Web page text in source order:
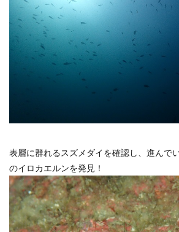
表層に群れるスズメダイを確認し、進んで
のイロカエルンを発見！